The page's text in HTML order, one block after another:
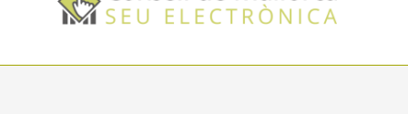
Accés i seguretat
Utilitats